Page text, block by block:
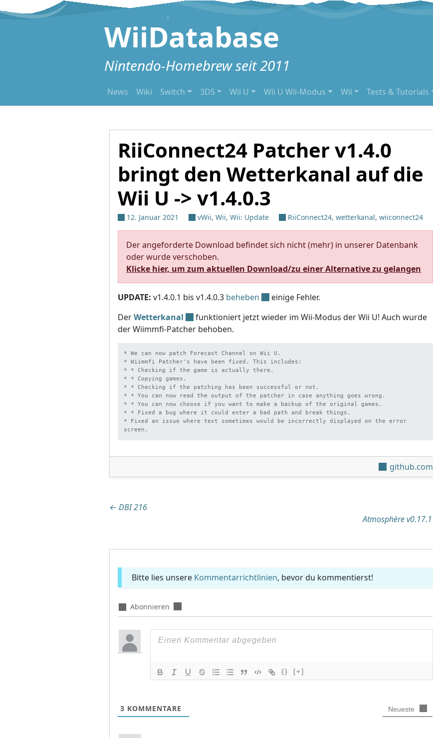
Zum Inhalt springen
WiiDatabase
Nintendo-Homebrew seit 2011
News Wiki Switch 3DS Wii U Wii U Wii-Modus Wii Tests & Tutorials
RiiConnect24 Patcher v1.4.0
bringt den Wetterkanal auf die
Wii U -> v1.4.0.3
12. Januar 2021 vWii, Wii, Wii: Update RiiConnect24, wetterkanal, wiiconnect24
Der angeforderte Download befindet sich nicht (mehr) in unserer Datenbank
oder wurde verschoben.
Klicke hier, um zum aktuellen Download/zu einer Alternative zu gelangen
UPDATE: v1.4.0.1 bis v1.4.0.3 beheben
einige Fehler.
DerWetterkanal
funktioniert jetzt wieder im Wii-Modus der Wii U! Auch wurde
der Wiimmfi-Patcher behoben.
* We can now patch Forecast Channel on Wii U.
* Wiimmfi Patcher's have been fixed. This includes:
* * Checking if the game is actually there.
* * Copying games.
* * Checking if the patching has been successful or not.
* * You can now read the output of the patcher in case anything goes wrong.
* * You can now choose if you want to make a backup of the original games.
* * Fixed a bug where it could enter a bad path and break things.
* Fixed an issue where text sometimes would be incorrectly displayed on the error
screen.
github.com
Beitragsnavigation
← DBI 216
Atmosphère v0.17.1
Bitte lies unsere Kommentarrichtlinien, bevor du kommentierst!
Abonnieren
{} [+]
3 KOMMENTARE Neueste